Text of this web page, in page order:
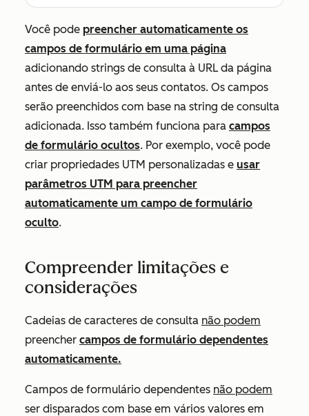
Você pode preencher automaticamente os
campos de formulário em uma página
adicionando strings de consulta à URL da página
antes de enviá-lo aos seus contatos. Os campos
serão preenchidos com base na string de consulta
adicionada. Isso também funciona para campos
de formulário ocultos. Por exemplo, você pode
criar propriedades UTM personalizadas e usar
parâmetros UTM para preencher
automaticamente um campo de formulário
oculto.
Compreender limitações e
considerações
Cadeias de caracteres de consulta não podem
preencher campos de formulário dependentes
automaticamente.
Campos de formulário dependentes não podem
ser disparados com base em vários valores em